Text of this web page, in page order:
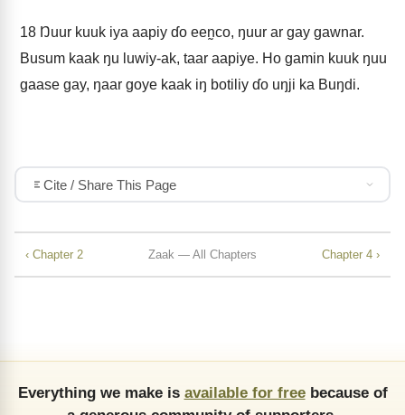
18 Ŋuur kuuk iya aapiy ɗo een̰co, ŋuur ar gay gawnar.
Busum kaak ŋu luwiy-ak, taar aapiye. Ho gamin kuuk ŋuu
gaase gay, ŋaar goye kaak iŋ botiliy ɗo uŋji ka Buŋdi.
Cite / Share This Page
‹ Chapter 2 Zaak — All Chapters Chapter 4 ›
Everything we make is available for freebecause of